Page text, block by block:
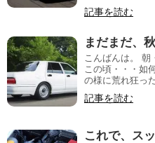
記事を読む
まだまだ、
こんばんは。 朝
この頃・・・如
の様に荒れ狂った
記事を読む
これで、ス